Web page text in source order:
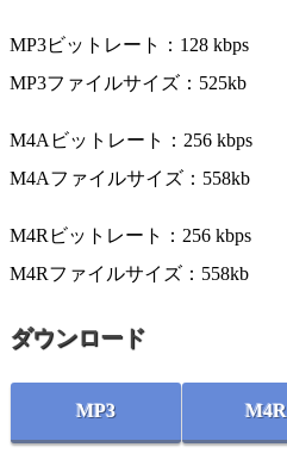
MP3ビットレート：128 kbps
MP3ファイルサイズ：525kb
M4Aビットレート：256 kbps
M4Aファイルサイズ：558kb
M4Rビットレート：256 kbps
M4Rファイルサイズ：558kb
ダウンロード
MP3 M4R